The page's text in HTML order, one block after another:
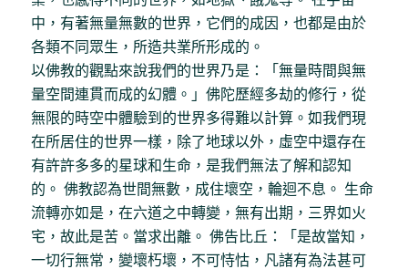
中，有著無量無數的世界，它們的成因，也都是由於
各類不同眾生，所造共業所形成的。
以佛教的觀點來說我們的世界乃是：「無量時間與無
量空間連貫而成的幻體。」佛陀歷經多劫的修行，從
無限的時空中體驗到的世界多得難以計算。如我們現
在所居住的世界一樣，除了地球以外，虛空中還存在
有許許多多的星球和生命，是我們無法了解和認知
的。 佛教認為世間無數，成住壞空，輪迴不息。 生命
流轉亦如是，在六道之中轉變，無有出期，三界如火
宅，故此是苦。當求出離。 佛告比丘：「是故當知，
一切行無常，變壞朽壞，不可恃怙，凡諸有為法甚可